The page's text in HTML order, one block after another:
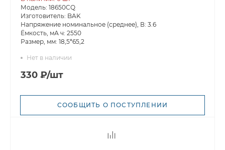
Модель: 18650CQ
Изготовитель: BAK
Напряжение номинальное (среднее), В: 3.6
Ёмкость, мА ч: 2550
Размер, мм: 18,5*65,2
Нет в наличии
330 ₽/шт
СООБЩИТЬ О ПОСТУПЛЕНИИ